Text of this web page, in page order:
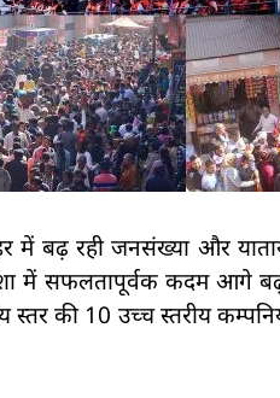
में बढ़ रही जनसंख्या और
में सफलतापूर्वक कदम आगे
स्तर की 10 उच्च स्तरीय